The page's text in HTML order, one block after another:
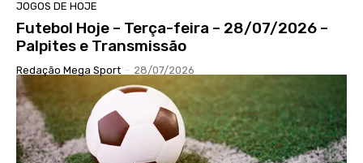
JOGOS DE HOJE
Futebol Hoje – Terça-feira – 28/07/2026 –
Palpites e Transmissão
Redação Mega Sport - 28/07/2026